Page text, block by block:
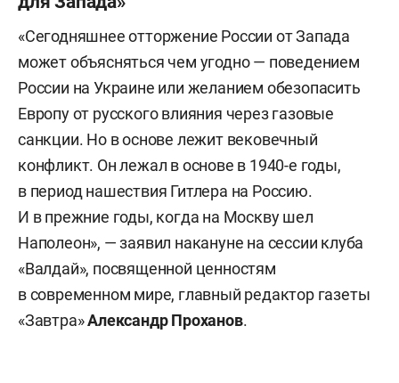
«Сегодняшнее отторжение России от Запада
может объясняться чем угодно — поведением
России на Украине или желанием обезопасить
Европу от русского влияния через газовые
санкции. Но в основе лежит вековечный
конфликт. Он лежал в основе в 1940-е годы,
в период нашествия Гитлера на Россию.
И в прежние годы, когда на Москву шел
Наполеон», — заявил накануне на сессии клуба
«Валдай», посвященной ценностям
в современном мире, главный редактор газеты
«Завтра»Александр Проханов.